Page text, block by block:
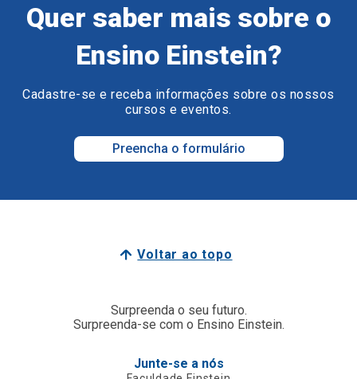
Quer saber mais sobre o
Ensino Einstein?
Cadastre-se e receba informações sobre os nossos
cursos e eventos.
Preencha o formulário
Voltar ao topo
Surpreenda o seu futuro.
Surpreenda-se com o Ensino Einstein.
Junte-se a nós